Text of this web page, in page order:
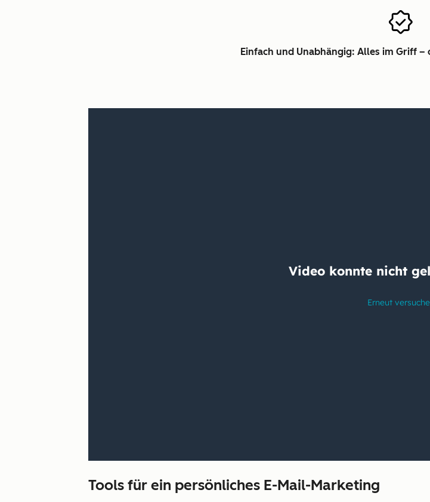
Einfach und Unabhängig: Alles im Griff –
Tools für ein persönliches E-Mail-Marketing